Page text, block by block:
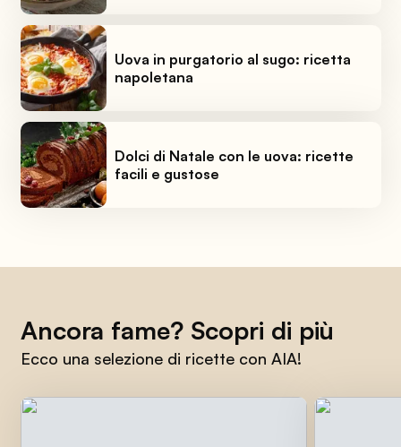
Uova in purgatorio al sugo: ricetta
napoletana
Dolci di Natale con le uova: ricette
facili e gustose
Ancora fame? Scopri di più
Ecco una selezione di ricette con AIA!